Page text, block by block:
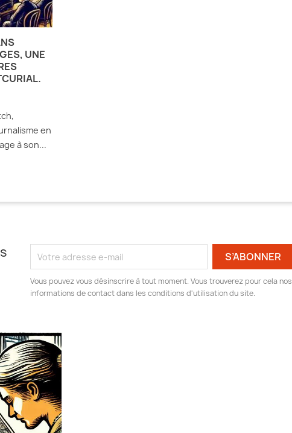
UNE
en
à son...
Vous pouvez vous désinscrire à tout moment. Vous trouverez pour cela nos
informations de contact dans les conditions d'utilisation du site.